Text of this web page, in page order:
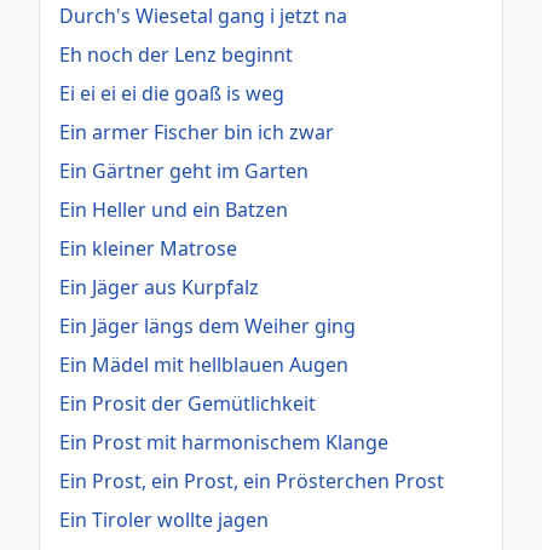
Durch's Wiesetal gang i jetzt na
Eh noch der Lenz beginnt
Ei ei ei ei die goaß is weg
Ein armer Fischer bin ich zwar
Ein Gärtner geht im Garten
Ein Heller und ein Batzen
Ein kleiner Matrose
Ein Jäger aus Kurpfalz
Ein Jäger längs dem Weiher ging
Ein Mädel mit hellblauen Augen
Ein Prosit der Gemütlichkeit
Ein Prost mit harmonischem Klange
Ein Prost, ein Prost, ein Prösterchen Prost
Ein Tiroler wollte jagen